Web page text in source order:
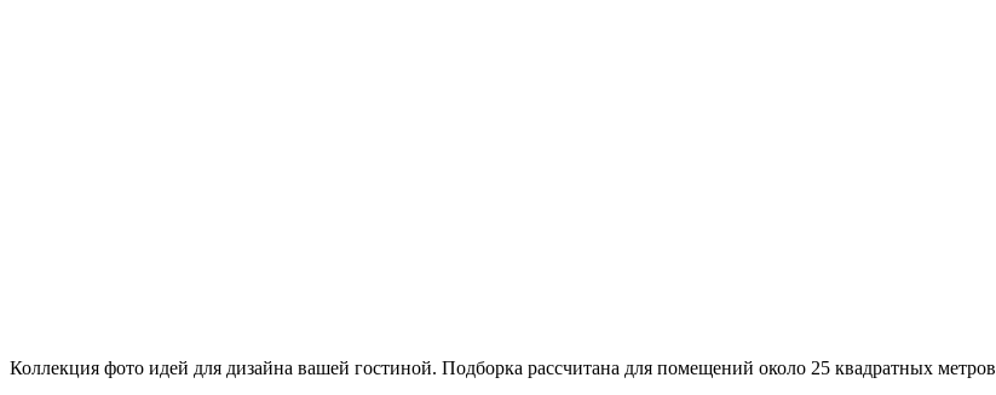
Коллекция фото идей для дизайна вашей гостиной. Подборка рассчитана для помещений около 25 квадратных метров